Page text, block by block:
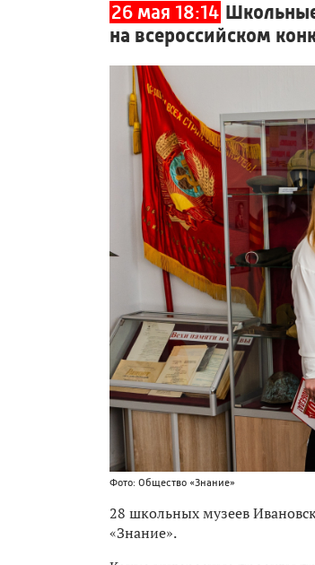
26 мая 18:14
на всероссийском
Фото: Общество «Знание»
28 школьных музеев
«Знание».